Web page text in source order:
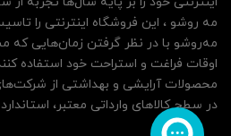
مه روشو ، این فروشگاه اینترنتی را
مه‌رو‌شو با در نظر گرفتن زمان‌هایی که
اوقات فراغت و استراحت خود استفاده
محصولات آرایشی و بهداشتی از
در سطح کالاهای وارداتی معتبر،